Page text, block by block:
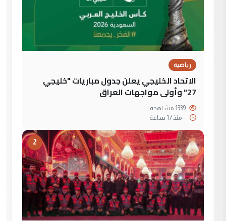
رياضية
الاتحاد الخليجي يعلن جدول مباريات "خليجي
27" وأولى مواجهات العراق
--منذ 17 ساعة
2